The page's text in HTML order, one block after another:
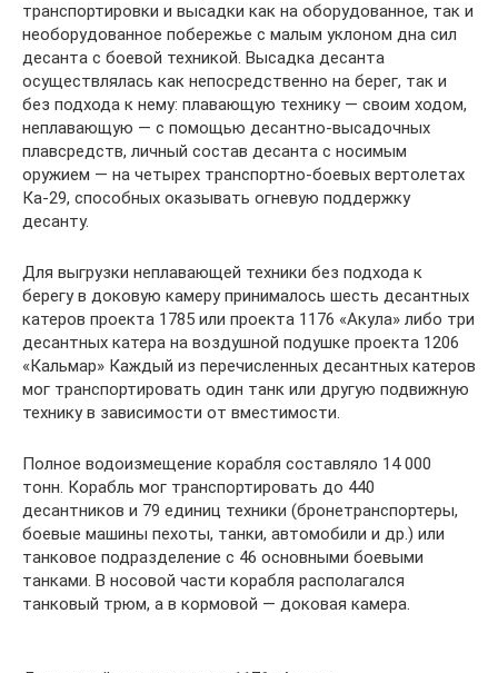
транспортировки и высадки как на оборудованное, так и
необорудованное побережье с малым уклоном дна сил
десанта с боевой техникой. Высадка десанта
осуществлялась как непосредственно на берег, так и
без подхода к нему: плавающую технику — своим ходом,
неплавающую — с помощью десантно-высадочных
плавсредств, личный состав десанта с носимым
оружием — на четырех транспортно-боевых вертолетах
Ка-29, способных оказывать огневую поддержку
десанту.
Для выгрузки неплавающей техники без подхода к
берегу в доковую камеру принималось шесть десантных
катеров проекта 1785 или проекта 1176 «Акула» либо три
десантных катера на воздушной подушке проекта 1206
«Кальмар» Каждый из перечисленных десантных катеров
мог транспортировать один танк или другую подвижную
технику в зависимости от вместимости.
Полное водоизмещение корабля составляло 14 000
тонн. Корабль мог транспортировать до 440
десантников и 79 единиц техники (бронетранспортеры,
боевые машины пехоты, танки, автомобили и др.) или
танковое подразделение с 46 основными боевыми
танками. В носовой части корабля располагался
танковый трюм, а в кормовой — доковая камера.